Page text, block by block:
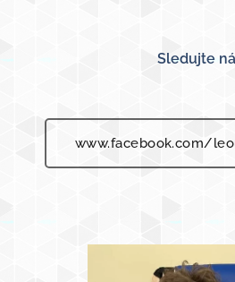
Sledujte
www.facebook.com/